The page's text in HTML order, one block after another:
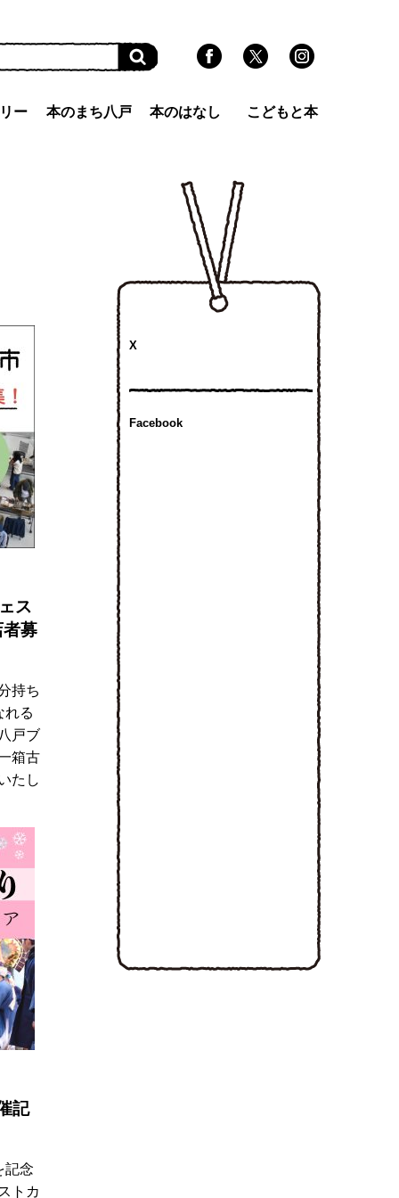
ー 本のまち八戸 本のはなし こどもと本
ス
募
持ち
れる
戸ブ
箱古
たし
記
記念
トカ
X
Facebook